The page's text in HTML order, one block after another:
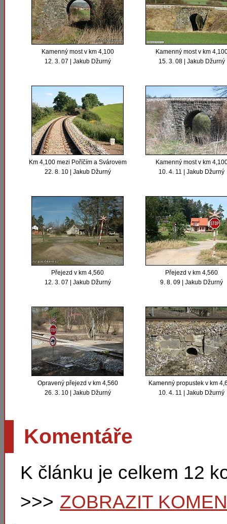
Kamenný most v km 4,100
12. 3. 07 | Jakub Džurný
Kamenný most v km
15. 3. 08 | Jakub Džurný
Km 4,100 mezi Poříčím a Svárovem
22. 8. 10 | Jakub Džurný
Kamenný most v km
10. 4. 11 | Jakub Džurný
Přejezd v km 4,560
12. 3. 07 | Jakub Džurný
Přejezd v km 4,560
9. 8. 09 | Jakub Džurný
Opravený přejezd v km 4,560
26. 3. 10 | Jakub Džurný
Kamenný propustek v km
10. 4. 11 | Jakub Džurný
Komentáře
K článku je celkem 12
>>> ZOBRAZIT